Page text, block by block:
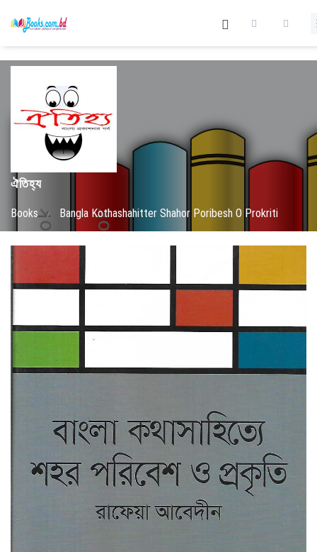
ঐতিহ্য
Books / Bangla Kothashahitter Shahor Poribesh O Prokriti